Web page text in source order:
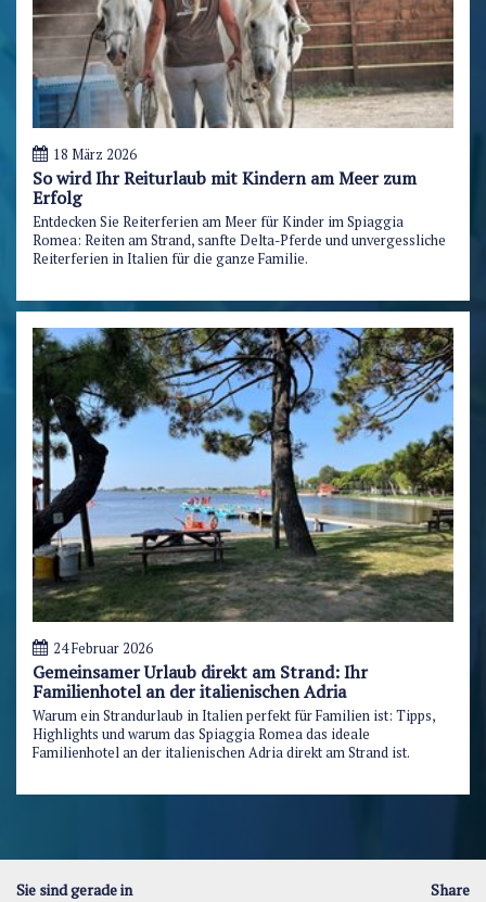
18 März 2026
So wird Ihr Reiturlaub mit Kindern am Meer zum
Erfolg
Entdecken Sie Reiterferien am Meer für Kinder im Spiaggia
Romea: Reiten am Strand, sanfte Delta-Pferde und unvergessliche
Reiterferien in Italien für die ganze Familie.
24 Februar 2026
Gemeinsamer Urlaub direkt am Strand: Ihr
Familienhotel an der italienischen Adria
Warum ein Strandurlaub in Italien perfekt für Familien ist: Tipps,
Highlights und warum das Spiaggia Romea das ideale
Familienhotel an der italienischen Adria direkt am Strand ist.
Sie sind gerade in Share